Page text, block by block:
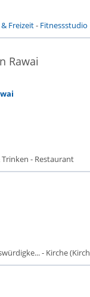
Freizeit- Fitnessstudio
Rawai
Trinken - Restaurant
- Kirche